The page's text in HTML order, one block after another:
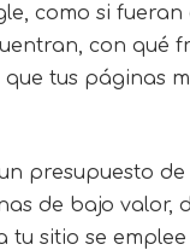
como si
con qué
tus páginas
presupuesto
de bajo
sitio se